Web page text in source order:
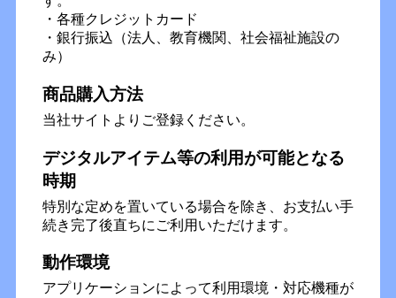
・各種クレジットカード
・銀行振込（法人、教育機関、社会福祉施設の
み）
商品購入方法
当社サイトよりご登録ください。
デジタルアイテム等の利用が可能となる
時期
特別な定めを置いている場合を除き、お支払い手
続き完了後直ちにご利用いただけます。
動作環境
アプリケーションによって利用環境・対応機種が